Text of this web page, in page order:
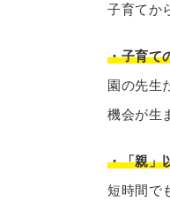
子育てか
・子育て
園の先生
機会が生
・「親」
短時間で